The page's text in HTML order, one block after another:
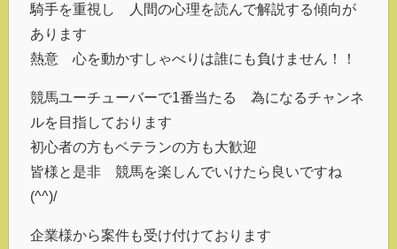
騎手を重視し 人間の心理を読んで解説する傾向が
あります
熱意 心を動かすしゃべりは誰にも負けません！！
競馬ユーチューバーで1番当たる 為になるチャンネ
ルを目指しております
初心者の方もベテランの方も大歓迎
皆様と是非 競馬を楽しんでいけたら良いですね
(^^)/
企業様から案件も受け付けております